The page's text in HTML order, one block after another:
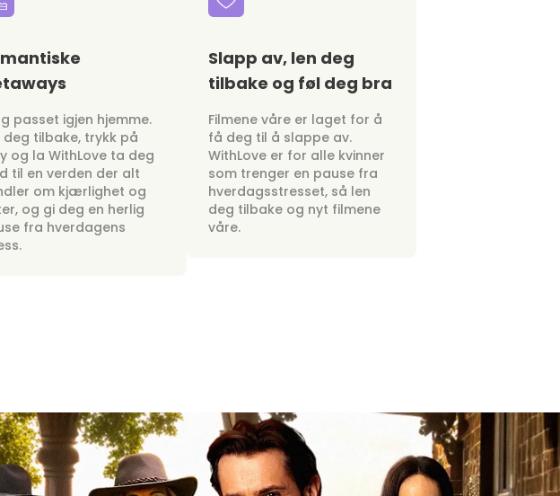
passet igjen hjemme.
deg tilbake, trykk på
og la WithLove ta deg
til en verden der alt
om kjærlighet og
og gi deg en herlig
fra hverdagens
Slapp av, len deg
tilbake og føl deg bra
Filmene våre er laget for å
få deg til å slappe av.
WithLove er for alle kvinner
som trenger en pause fra
hverdagsstresset, så len
deg tilbake og nyt filmene
våre.